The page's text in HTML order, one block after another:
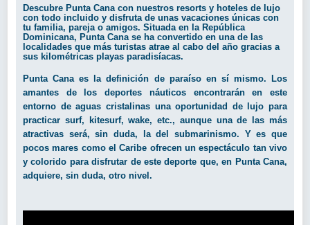
Descubre Punta Cana con nuestros resorts y hoteles de lujo
con todo incluido y disfruta de unas vacaciones únicas con
tu familia, pareja o amigos. Situada en la República
Dominicana, Punta Cana se ha convertido en una de las
localidades que más turistas atrae al cabo del año gracias a
sus kilométricas playas paradisíacas.
Punta Cana es la definición de paraíso en sí mismo. Los
amantes de los deportes náuticos encontrarán en este
entorno de aguas cristalinas una oportunidad de lujo para
practicar surf, kitesurf, wake, etc., aunque una de las más
atractivas será, sin duda, la del submarinismo. Y es que
pocos mares como el Caribe ofrecen un espectáculo tan vivo
y colorido para disfrutar de este deporte que, en Punta Cana,
adquiere, sin duda, otro nivel.